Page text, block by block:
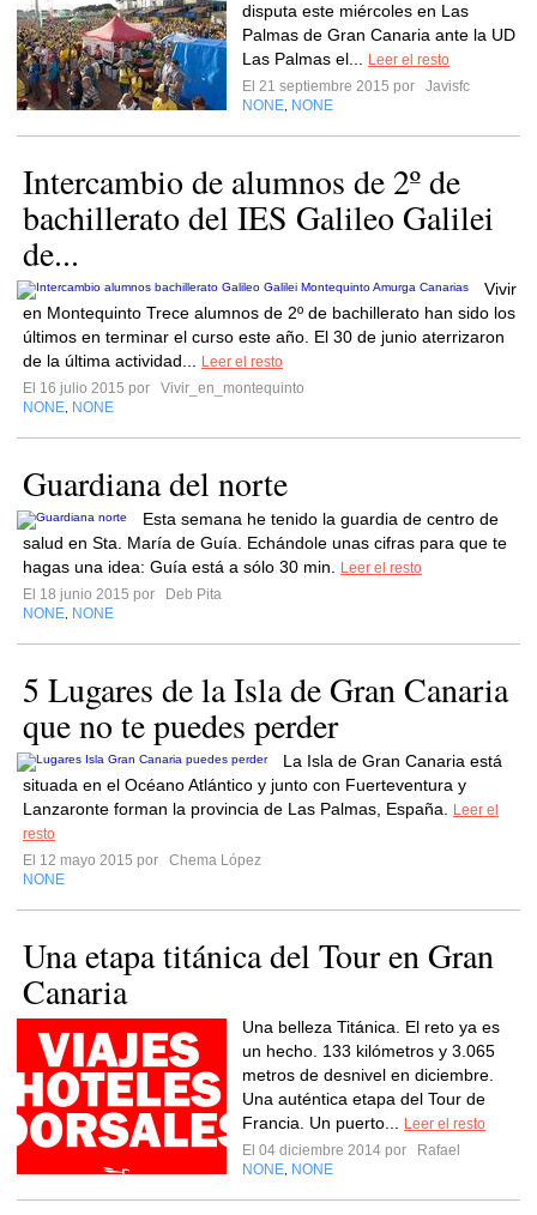
disputa este miércoles en Las
Palmas de Gran Canaria ante la UD
Las Palmas el...
Leer el resto
El 21 septiembre 2015 por
Javisfc
NONE NONE
Intercambio de alumnos de 2º de
bachillerato del IES Galileo Galilei
de...
Vivir
en Montequinto Trece alumnos de 2º de bachillerato han sido los
últimos en terminar el curso este año. El 30 de junio aterrizaron
de la última actividad...
Leer el resto
El 16 julio 2015 por
Vivir_en_montequinto
NONE NONE
Guardiana del norte
Esta semana he tenido la guardia de centro de
salud en Sta. María de Guía. Echándole unas cifras para que te
hagas una idea: Guía está a sólo 30 min.
Leer el resto
El 18 junio 2015 por
Deb Pita
NONE NONE
5 Lugares de la Isla de Gran Canaria
que no te puedes perder
La Isla de Gran Canaria está
situada en el Océano Atlántico y junto con Fuerteventura y
Lanzaronte forman la provincia de Las Palmas, España.
Leer el
resto
El 12 mayo 2015 por
Chema López
NONE
Una etapa titánica del Tour en Gran
Canaria
Una belleza Titánica. El reto ya es
un hecho. 133 kilómetros y 3.065
metros de desnivel en diciembre.
Una auténtica etapa del Tour de
Francia. Un puerto...
Leer el resto
El 04 diciembre 2014 por
Rafael
NONE NONE